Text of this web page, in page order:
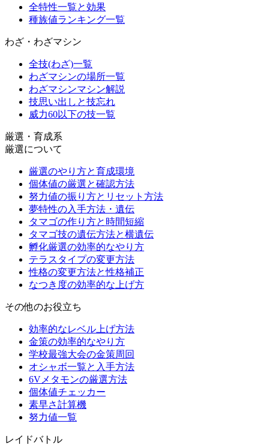
全特性一覧と効果
種族値ランキング一覧
わざ・わざマシン
全技(わざ)一覧
わざマシンの場所一覧
わざマシンマシン解説
技思い出しと技忘れ
威力60以下の技一覧
厳選・育成系
厳選について
厳選のやり方と育成環境
個体値の厳選と確認方法
努力値の振り方とリセット方法
夢特性の入手方法・遺伝
タマゴの作り方と時間短縮
タマゴ技の遺伝方法と横遺伝
孵化厳選の効率的なやり方
テラスタイプの変更方法
性格の変更方法と性格補正
なつき度の効率的な上げ方
その他のお役立ち
効率的なレベル上げ方法
金策の効率的なやり方
学校最強大会の金策周回
オシャボ一覧と入手方法
6Vメタモンの厳選方法
個体値チェッカー
素早さ計算機
努力値一覧
レイドバトル